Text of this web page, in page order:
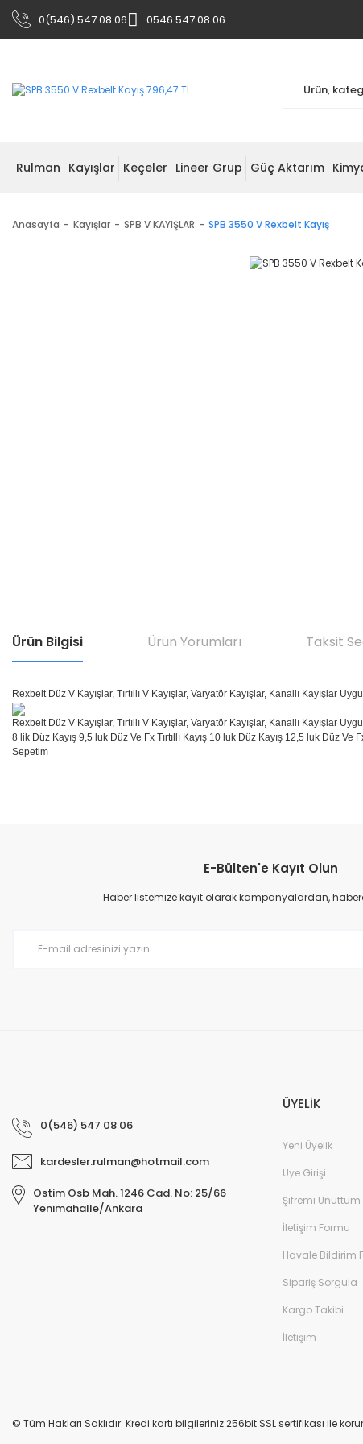
0(546) 547 08 06 0546 547 08 06
Rulman Kayışlar Keçeler Lineer Grup Güç Aktarım
Anasayfa Kayışlar SPB V KAYIŞLAR SPB 3550 V Rexbelt Kayış
Ürün Bilgisi Ürün Yorumları Taksit
Rexbelt Düz V Kayışlar, Tırtıllı V Kayışlar, Varyatör Kayışlar, Kanallı Kayışlar
Rexbelt Düz V Kayışlar, Tırtıllı V Kayışlar, Varyatör Kayışlar, Kanallı Kayışlar
8 lik Düz Kayış 9,5 luk Düz Ve Fx Tırtıllı Kayış 10 luk Düz Kayış 12,5 luk Düz Ve
Sepetim
Ürün resmi kalitesiz, bozuk veya görüntülenemiyor.
Ürün açıklamasında eksik bilgiler bulunuyor.
E-Bülten'e Kayıt Olun
Haber listemize kayıt olarak kampanyalardan,
0(546) 547 08 06
kardesler.rulman@hotmail.com
Ostim Osb Mah. 1246 Cad. No: 25/66
Yenimahalle/Ankara
ÜYELİK
Yeni Üyelik
Üye Girişi
Şifremi Unuttum
İletişim Formu
Havale Bildirim
Sipariş Sorgula
Kargo Takibi
İletişim
© Tüm Hakları Saklıdır. Kredi kartı bilgileriniz 256bit SSL sertifikası ile